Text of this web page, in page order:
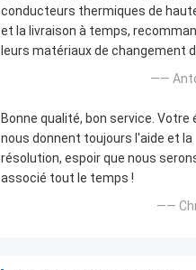
conducteurs thermiques de
et la livraison à temps,
leurs matériaux de changement
——
Bonne qualité, bon service. Votre
nous donnent toujours l'aide et la
résolution, espoir que nous
associé tout le temps !
——